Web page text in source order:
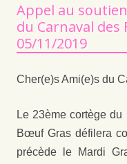
Appel au
du Carnaval des
05/11/2019
Cher(e)s Ami(e)s du
Le 23ème cortège
Bœuf Gras défilera
précède le Mardi